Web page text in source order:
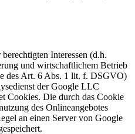
Interessen (d.h.
und wirtschaftlichem Betrieb
des Art. 6 Abs. 1 lit. f. DSGVO)
der Google LLC
Cookies. Die durch das Cookie
des Onlineangebotes
an einen Server von Google